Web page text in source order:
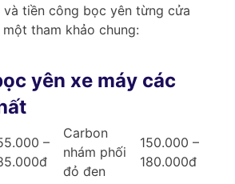
và tiền công bọc yên từng cửa
tham khảo chung:
yên xe máy các
–
Carbon
nhám phối
đỏ đen
150.000 –
180.000đ